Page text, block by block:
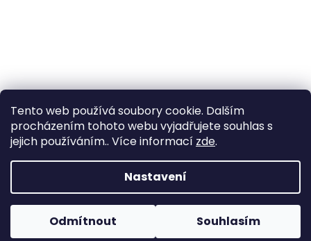
Tento web používá soubory cookie. Dalším
procházením tohoto webu vyjadřujete souhlas s
jejich používáním.. Více informací zde.
Nastavení
Odmítnout Souhlasím
Vytvořil Shoptet
Copyright 2026WintersportHK. Všechna práva